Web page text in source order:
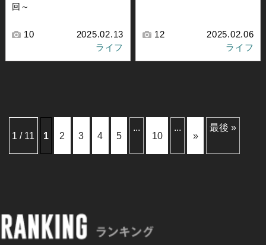
回～
10
2025.02.13
ライフ
12
2025.02.06
ライフ
1 / 11 1 2 3 4 5
...
10
...
»
最後 »